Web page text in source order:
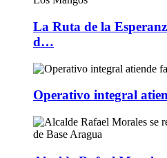
La Ruta de la
d…
Operativo integral